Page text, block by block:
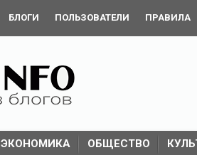
БЛОГИ ПОЛЬЗОВАТЕЛИ ПРАВИЛА
ЭКОНОМИКА ОБЩЕСТВО